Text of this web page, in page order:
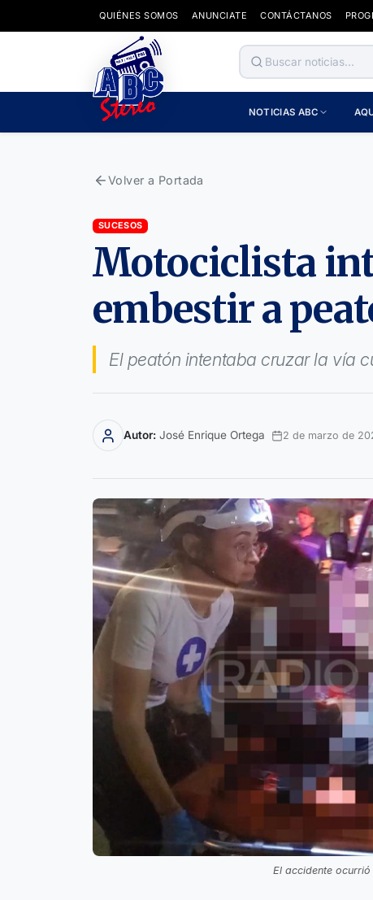
QUIÉNES SOMOS ANUNCIATE CONTÁCTANOS
NOTICIAS ABC
Volver a Portada
SUCESOS
Motociclista
embestir a
El peatón intentaba cruzar la vía
Autor: José Enrique Ortega 2 de marzo de
El accidente